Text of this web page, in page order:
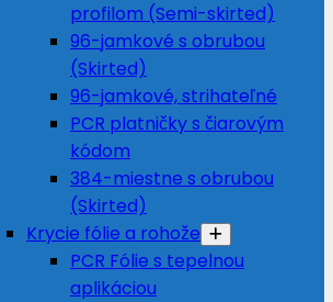
profilom (Semi-skirted)
96-jamkové s obrubou
(Skirted)
96-jamkové, strihateľné
PCR platničky s čiarovým
kódom
384-miestne s obrubou
(Skirted)
Krycie fólie a rohože
PCR Fólie s tepelnou
aplikáciou